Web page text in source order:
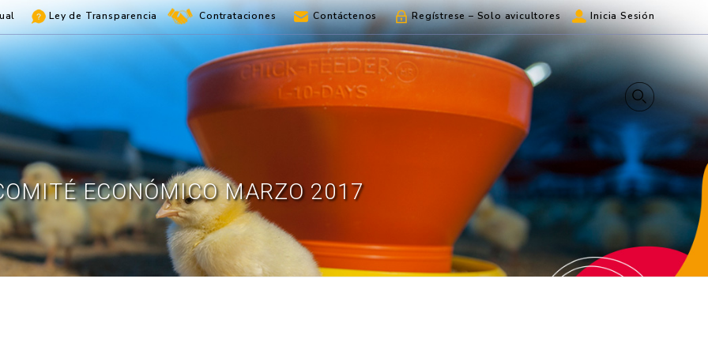
Ley de Transparencia Contrataciones Contáctenos Regístrese – Solo avicultores Inicia Sesión
ECONÓMICO MARZO 2017